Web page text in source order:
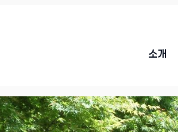
소개